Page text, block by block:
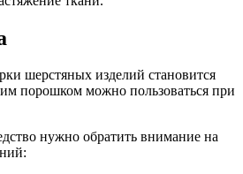
шерстяных изделий становится
порошком можно пользоваться при
нужно обратить внимание на